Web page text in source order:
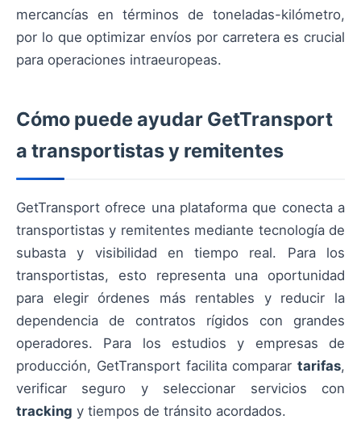
mercancías en términos de toneladas-kilómetro,
por lo que optimizar envíos por carretera es crucial
para operaciones intraeuropeas.
Cómo puede ayudar GetTransport
a transportistas y remitentes
GetTransport ofrece una plataforma que conecta a
transportistas y remitentes mediante tecnología de
subasta y visibilidad en tiempo real. Para los
transportistas, esto representa una oportunidad
para elegir órdenes más rentables y reducir la
dependencia de contratos rígidos con grandes
operadores. Para los estudios y empresas de
producción, GetTransport facilita comparar tarifas,
verificar seguro y seleccionar servicios con
tracking y tiempos de tránsito acordados.